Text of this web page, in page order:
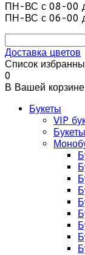
ПН-ВС с 08-00
ПН-ВС с 06-00
Доставка цветов
Список
0
В Вашей корзине
Букеты
VIP